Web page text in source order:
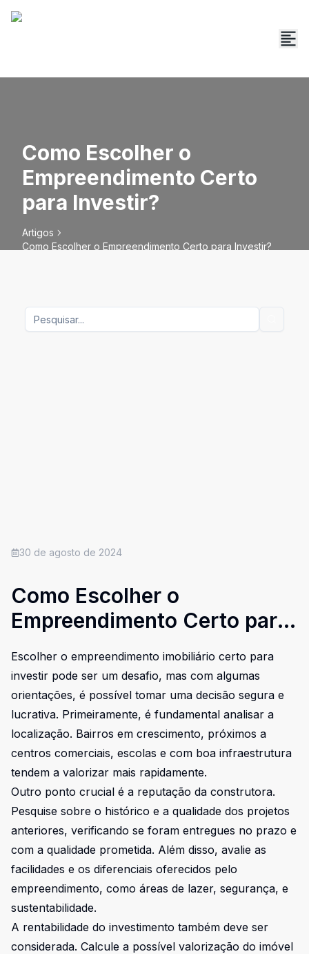
Como Escolher o
Empreendimento Certo
para Investir?
Artigos
Como Escolher o Empreendimento Certo para Investir?
30 de agosto de 2024
Como Escolher o
Empreendimento Certo para
Escolher o empreendimento imobiliário certo para
investir pode ser um desafio, mas com algumas
orientações, é possível tomar uma decisão segura e
lucrativa. Primeiramente, é fundamental analisar a
localização. Bairros em crescimento, próximos a
centros comerciais, escolas e com boa infraestrutura
tendem a valorizar mais rapidamente.
Outro ponto crucial é a reputação da construtora.
Pesquise sobre o histórico e a qualidade dos projetos
anteriores, verificando se foram entregues no prazo e
com a qualidade prometida. Além disso, avalie as
facilidades e os diferenciais oferecidos pelo
empreendimento, como áreas de lazer, segurança, e
sustentabilidade.
A rentabilidade do investimento também deve ser
considerada. Calcule a possível valorização do imóvel